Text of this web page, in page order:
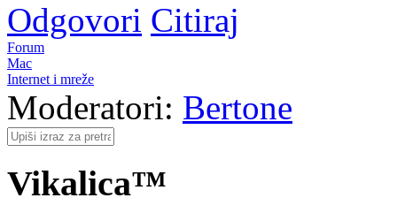
Odgovori Citiraj
Forum
Mac
Internet i mreže
Moderatori: Bertone
Vikalica™